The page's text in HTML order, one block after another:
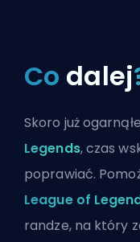
Co dalej
Skoro już
Legends, czas
poprawiać.
League of
randze, na który